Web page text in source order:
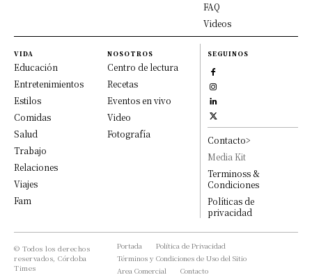
FAQ
Videos
VIDA
Educación
Entretenimientos
Estilos
Comidas
Salud
Trabajo
Relaciones
Viajes
Fam
NOSOTROS
Centro de lectura
Recetas
Eventos en vivo
Video
Fotografía
SEGUINOS
Contacto>
Media Kit
Terminoss &
Condiciones
Políticas de
privacidad
© Todos los derechos
reservados, Córdoba
Times
Portada
Política de Privacidad
Términos y Condiciones de Uso del Sitio
Area Comercial
Contacto